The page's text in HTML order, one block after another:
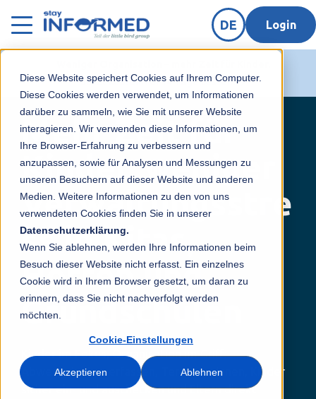
Diese Website speichert Cookies auf Ihrem Computer.
Diese Cookies werden verwendet, um Informationen
darüber zu sammeln, wie Sie mit unserer Website
interagieren. Wir verwenden diese Informationen, um
Ihre Browser-Erfahrung zu verbessern und
anzupassen, sowie für Analysen und Messungen zu
unseren Besuchern auf dieser Website und anderen
Medien. Weitere Informationen zu den von uns
verwendeten Cookies finden Sie in unserer
Datenschutzerklärung.
Wenn Sie ablehnen, werden Ihre Informationen beim
Besuch dieser Website nicht erfasst. Ein einzelnes
Cookie wird in Ihrem Browser gesetzt, um daran zu
erinnern, dass Sie nicht nachverfolgt werden
möchten.
Cookie-Einstellungen
Akzeptieren Ablehnen
DE Login
Mehr Zeit für
Kinder, weniger
Verwaltungsstre
ss in Kitas,
Horten und
Grundschulen
Einige zusätzliche Informationen in einer Zeile
Kinder im Fokus, Organisation im Griff:
Abwesenheiten erfassen, Termine planen, Kinder
sicher ein- und auschecken und Eltern direkt
Jetzt kostenfrei 14 Tage testen!